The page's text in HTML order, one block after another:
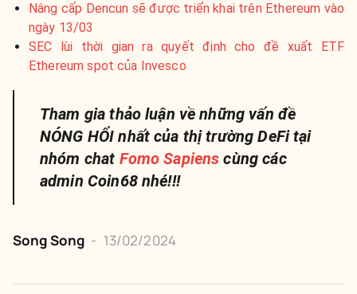
Nâng cấp Dencun sẽ được triển khai trên Ethereum vào
ngày 13/03
SEC lùi thời gian ra quyết định cho đề xuất ETF
Ethereum spot của Invesco
Tham gia thảo luận về những vấn đề
NÓNG HỔI nhất của thị trường DeFi tại
nhóm chat Fomo Sapiens cùng các
admin Coin68 nhé!!!
Song Song - 13/02/2024